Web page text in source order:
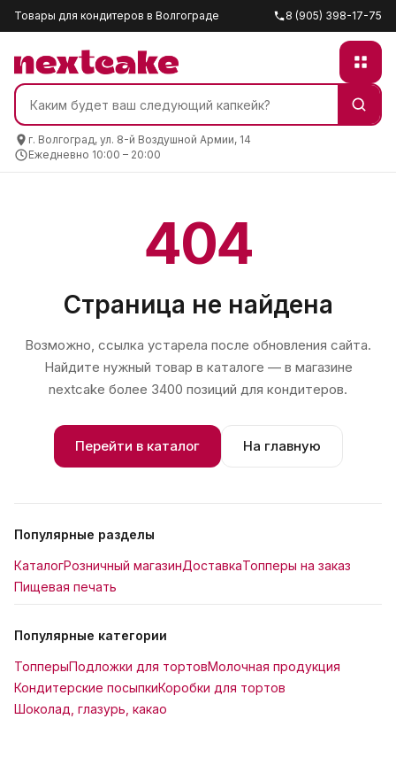
Товары для кондитеров в Волгограде 8 (905) 398-17-75
г. Волгоград, ул. 8-й Воздушной Армии, 14
Ежедневно 10:00 – 20:00
404
Страница не найдена
Возможно, ссылка устарела после обновления сайта.
Найдите нужный товар в каталоге — в магазине
nextcake более 3400 позиций для кондитеров.
Перейти в каталог На главную
Популярные разделы
КаталогРозничный магазинДоставкаТопперы на заказ
Пищевая печать
Популярные категории
ТопперыПодложки для тортовМолочная продукция
Кондитерские посыпкиКоробки для тортов
Шоколад, глазурь, какао